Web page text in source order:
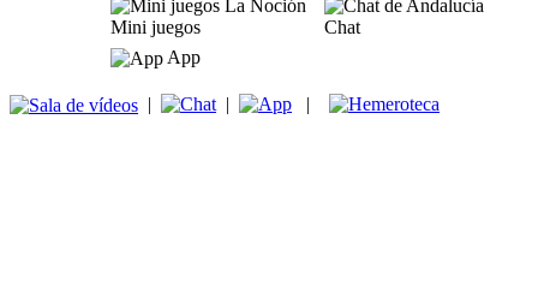
Mini juegos
Chat
App
| | |